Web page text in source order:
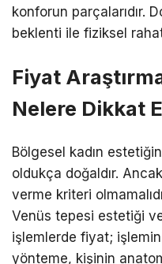
konforun parçalarıdır.
beklenti ile fiziksel
Fiyat
Nelere Dikkat
Bölgesel kadın
oldukça doğaldır.
verme kriteri
Venüs tepesi estetiği
işlemlerde fiyat;
yönteme, kişinin